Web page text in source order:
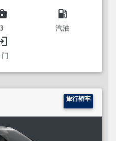
3
local_gas_station
汽油
门
旅行轿车